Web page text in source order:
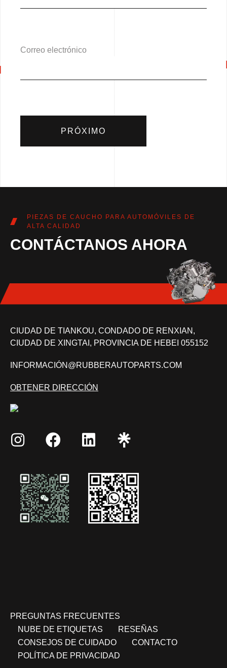
Correo electrónico
PRÓXIMO
PIEZAS DE CAUCHO PARA AUTOMÓVILES DE
ALTA CALIDAD
CONTÁCTANOS AHORA
CIUDAD DE TIANKOU, CONDADO DE RENXIAN,
CIUDAD DE XINGTAI, PROVINCIA DE HEBEI 055152
INFORMACIÓN@RUBBERAUTOPARTS.COM
OBTENER DIRECCIÓN
PREGUNTAS FRECUENTES
NUBE DE ETIQUETAS
RESEÑAS
CONSEJOS DE CUIDADO
CONTACTO
POLÍTICA DE PRIVACIDAD